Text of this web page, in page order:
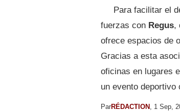
Para facilitar el
fuerzas con Regus,
ofrece espacios de
Gracias a esta
oficinas en lugares
un evento deportivo
ParRÉDACTION , 1 Sep,